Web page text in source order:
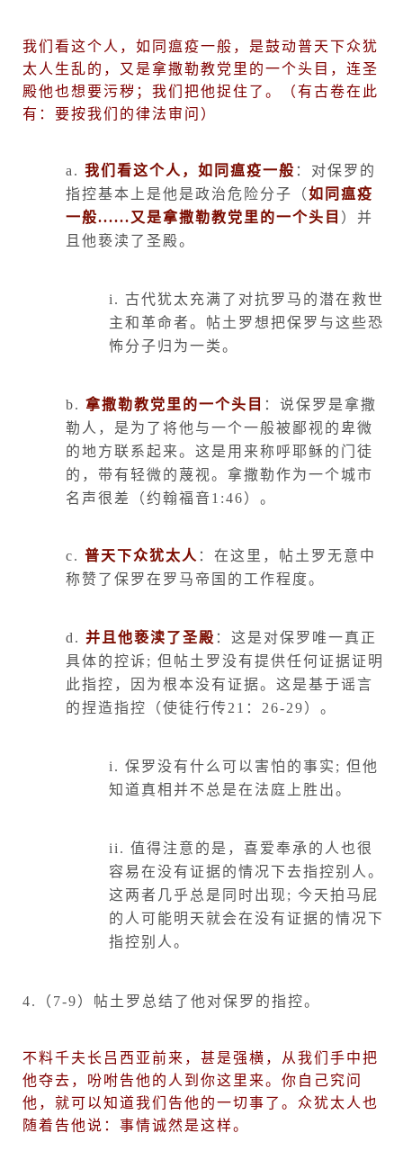
我们看这个人，如同瘟疫一般，是鼓动普天下众犹
太人生乱的，又是拿撒勒教党里的一个头目，连圣
殿他也想要污秽；我们把他捉住了。（有古卷在此
有：要按我们的律法审问）
a. 我们看这个人，如同瘟疫一般 ：对保罗的
指控基本上是他是政治危险分子（如同瘟疫
一般......又是拿撒勒教党里的一个头目 ）并
且他亵渎了圣殿。
i. 古代犹太充满了对抗罗马的潜在救世
主和革命者。帖土罗想把保罗与这些恐
怖分子归为一类。
b. 拿撒勒教党里的一个头目 ：说保罗是拿撒
勒人，是为了将他与一个一般被鄙视的卑微
的地方联系起来。这是用来称呼耶稣的门徒
的，带有轻微的蔑视。拿撒勒作为一个城市
名声很差（约翰福音1:46）。
c. 普天下众犹太人 ：在这里，帖土罗无意中
称赞了保罗在罗马帝国的工作程度。
d. 并且他亵渎了圣殿 ：这是对保罗唯一真正
具体的控诉; 但帖土罗没有提供任何证据证明
此指控，因为根本没有证据。这是基于谣言
的捏造指控（使徒行传21 ： 26-29）。
i. 保罗没有什么可以害怕的事实 ; 但他
知道真相并不总是在法庭上胜出。
ii. 值得注意的是，喜爱奉承的人也很
容易在没有证据的情况下去指控别人。
这两者几乎总是同时出现; 今天拍马屁
的人可能明天就会在没有证据的情况下
指控别人。
4. （ 7-9）帖土罗总结了他对保罗的指控。
不料千夫长吕西亚前来，甚是强横，从我们手中把
他夺去，吩咐告他的人到你这里来。你自己究问
他，就可以知道我们告他的一切事了。众犹太人也
随着告他说：事情诚然是这样。